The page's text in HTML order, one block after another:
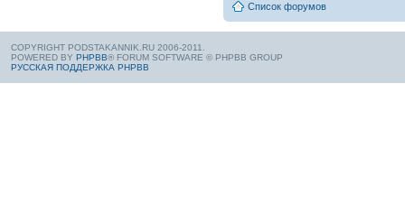
Список форумов
COPYRIGHT PODSTAKANNIK.RU 2006-2011.
POWERED BY PHPBB® FORUM SOFTWARE © PHPBB GROUP
РУССКАЯ ПОДДЕРЖКА PHPBB